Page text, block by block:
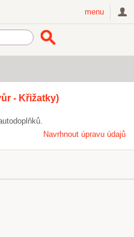
menu
- Křižatky)
Navrhnout úpravu údajů